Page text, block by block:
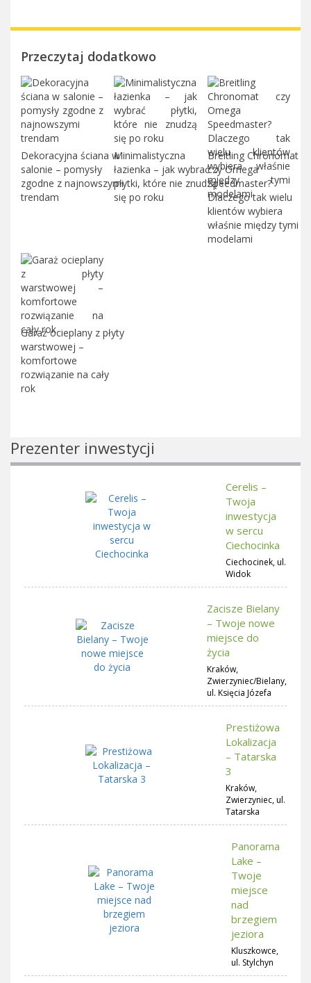
Przeczytaj dodatkowo
Dekoracyjna ściana w
salonie – pomysły
zgodne z najnowszymi
trendam
Minimalistyczna
łazienka – jak wybrać
płytki, które nie znudzą
się po roku
Breitling Chronomat
czy Omega
Speedmaster?
Dlaczego tak wielu
klientów wybiera
właśnie między tymi
modelami
Garaż ocieplany z płyty
warstwowej –
komfortowe
rozwiązanie na cały
rok
Prezenter inwestycji
Cerelis –
Twoja
inwestycja
w sercu
Ciechocinka
Ciechocinek, ul.
Widok
Zacisze Bielany
– Twoje nowe
miejsce do
życia
Kraków,
Zwierzyniec/Bielany,
ul. Księcia Józefa
Prestiżowa
Lokalizacja
– Tatarska
3
Kraków,
Zwierzyniec, ul.
Tatarska
Panorama
Lake –
Twoje
miejsce
nad
brzegiem
jeziora
Kluszkowce,
ul. Stylchyn